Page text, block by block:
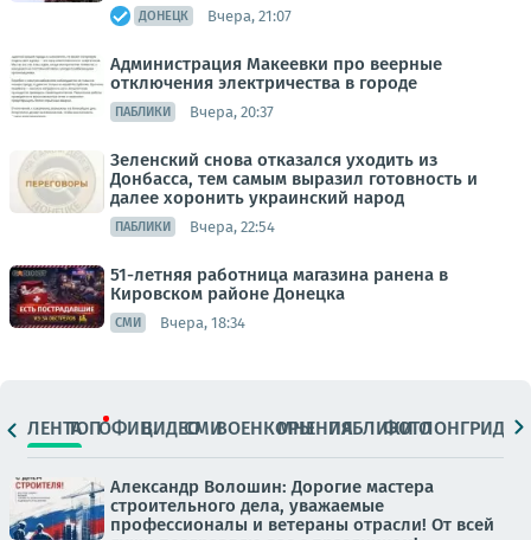
ДОНЕЦК Вчера, 21:07
Администрация Макеевки про веерные
отключения электричества в городе
ПАБЛИКИ Вчера, 20:37
Зеленский снова отказался уходить из
Донбасса, тем самым выразил готовность и
далее хоронить украинский народ
ПАБЛИКИ Вчера, 22:54
51-летняя работница магазина ранена в
Кировском районе Донецка
СМИ Вчера, 18:34
ЛЕНТАТОПОФИЦ.ВИДЕОСМИВОЕНКОРЫМНЕНИЯПАБЛИКИ
ФОТОЛОНГРИДЫ
Александр Волошин: Дорогие мастера
строительного дела, уважаемые
профессионалы и ветераны отрасли! От всей